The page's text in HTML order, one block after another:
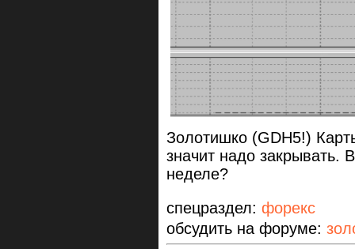
Золотишко (GDH5!)
значит надо
неделе?
спецраздел: форекс
обсудить на форуме: